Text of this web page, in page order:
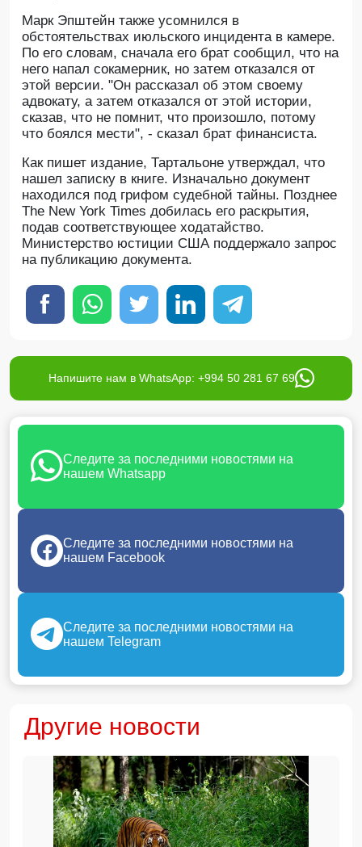
Марк Эпштейн также усомнился в
обстоятельствах июльского инцидента в камере.
По его словам, сначала его брат сообщил, что на
него напал сокамерник, но затем отказался от
этой версии. "Он рассказал об этом своему
адвокату, а затем отказался от этой истории,
сказав, что не помнит, что произошло, потому
что боялся мести", - сказал брат финансиста.
Как пишет издание, Тартальоне утверждал, что
нашел записку в книге. Изначально документ
находился под грифом судебной тайны. Позднее
The New York Times добилась его раскрытия,
подав соответствующее ходатайство.
Министерство юстиции США поддержало запрос
на публикацию документа.
Напишите нам в WhatsApp: +994 50 281 67 69
Следите за последними новостями на
нашем Whatsapp
Следите за последними новостями на
нашем Facebook
Следите за последними новостями на
нашем Telegram
Другие новости